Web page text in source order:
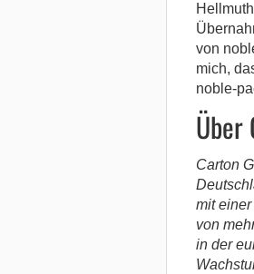
von
mich,
noble-
Über
Carton
mit
von
in der